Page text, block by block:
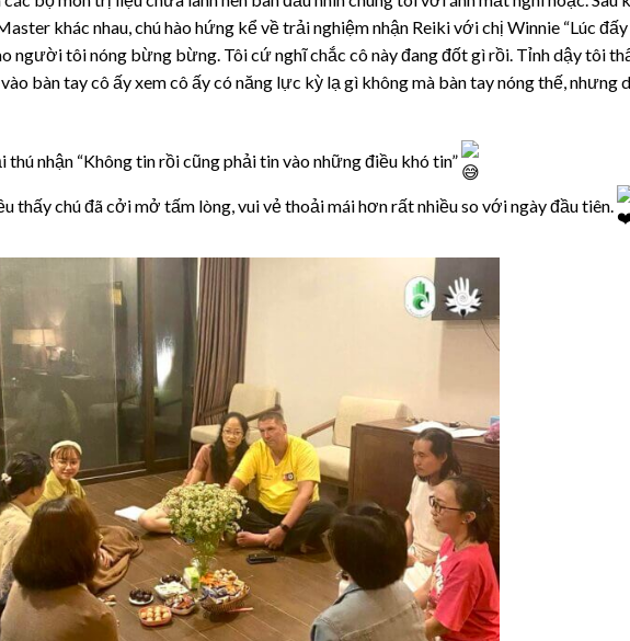
khác nhau, chú hào hứng kể về trải nghiệm nhận Reiki với chị Winnie “Lúc
người tôi nóng bừng bừng. Tôi cứ nghĩ chắc cô này đang đốt gì rồi. Tỉnh dậy tôi
bàn tay cô ấy xem cô ấy có năng lực kỳ lạ gì không mà bàn tay nóng thế, nhưng
thú nhận “Không tin rồi cũng phải tin vào những điều khó tin”
thấy chú đã cởi mở tấm lòng, vui vẻ thoải mái hơn rất nhiều so với ngày đầu tiên.